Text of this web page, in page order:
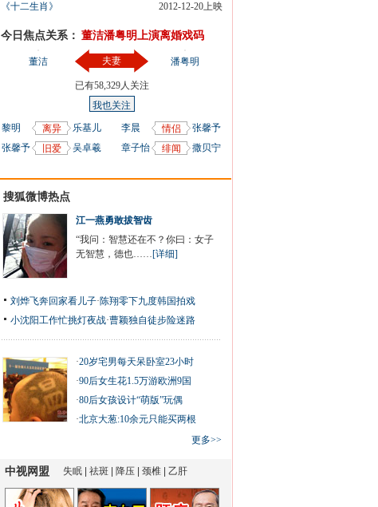
《十二生肖》
2012-12-20上映
今日焦点关系： 董洁潘粤明上演离婚戏码
董洁 夫妻
已有58,329人关注
我也关注
潘粤明
黎明 离异
乐基儿
张馨予
旧爱 吴卓羲
李晨 情侣
张馨予
章子怡
绯闻 撒贝宁
搜狐微博热点
江一燕勇敢拔智齿
“我问：智慧还在不？你曰：女子
无智慧，德也……[详细]
刘烨飞奔回家看儿子·陈翔零下九度韩国拍戏
小沈阳工作忙挑灯夜战·曹颖独自徒步险迷路
·20岁宅男每天呆卧室23小时
·90后女生花1.5万游欧洲9国
·80后女孩设计“萌版”玩偶
·北京大葱:10余元只能买两根
更多>>